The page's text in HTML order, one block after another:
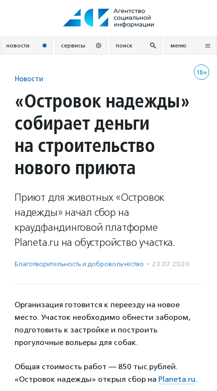
новости сервисы поиск меню
18+
Новости
«Островок надежды»
собирает деньги
на строительство
нового приюта
Приют для животных «Островок
надежды» начал сбор на
краудфандинговой платформе
Planeta.ru на обустройство участка.
Благотвори­тель­ность и доброволь­чест­во · 23.07.2020
Организация готовится к переезду на новое
место. Участок необходимо обнести забором,
подготовить к застройке и построить
прогулочные вольеры для собак.
Общая стоимость работ — 850 тыс.рублей.
«Островок надежды» открыл сбор на Planeta.ru.